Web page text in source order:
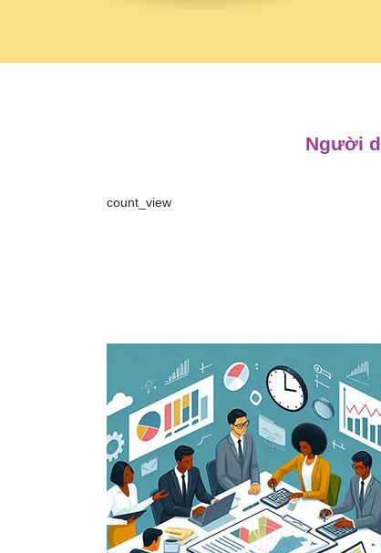
Người
count_view
viết